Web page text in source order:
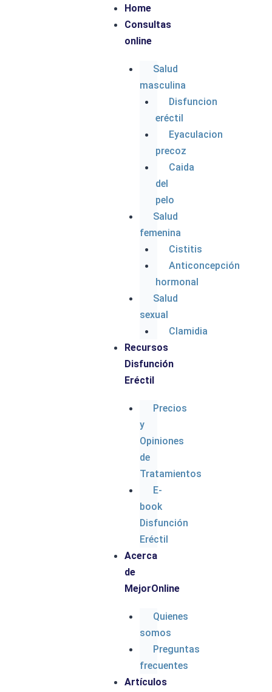
Home
Consultas
online
Salud
masculina
Disfuncion
eréctil
Eyaculacion
precoz
Caida
del
pelo
Salud
femenina
Cistitis
Anticoncepción
hormonal
Salud
sexual
Clamidia
Recursos
Disfunción
Eréctil
Precios
y
Opiniones
de
Tratamientos
E-
book
Disfunción
Eréctil
Acerca
de
MejorOnline
Quienes
somos
Preguntas
frecuentes
Artículos
Parece que no encontramos lo que estás